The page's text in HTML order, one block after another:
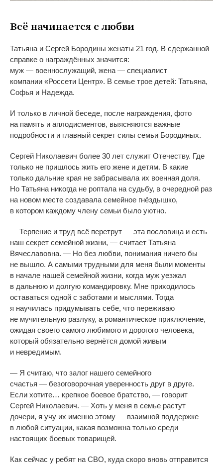
Всё начинается с любви
Татьяна и Сергей Бородины женаты 21 год. В сдержанной
справке о награждённых значится:
муж — военнослужащий, жена — специалист
компании «Россети Центр». В семье трое детей: Татьяна,
Софья и Надежда.
И только в личной беседе, после награждения, фото
на память и аплодисментов, выясняются важные
подробности и главный секрет силы семьи Бородиных.
Сергей Николаевич более 30 лет служит Отечеству. Где
только не пришлось жить его жене и детям. В какие
только дальние края не забрасывала их военная доля.
Но Татьяна никогда не роптала на судьбу, в очередной раз
на новом месте создавала семейное гнёздышко,
в котором каждому члену семьи было уютно.
— Терпение и труд всё перетрут — эта пословица и есть
наш секрет семейной жизни, — считает Татьяна
Вячеславовна. — Но без любви, понимания ничего бы
не вышло. А самыми трудными для меня были моменты
в начале нашей семейной жизни, когда муж уезжал
в дальнюю и долгую командировку. Мне приходилось
оставаться одной с заботами и мыслями. Тогда
я научилась придумывать себе, что переживаю
не мучительную разлуку, а романтическое приключение,
ожидая своего самого любимого и дорогого человека,
который обязательно вернётся домой живым
и невредимым.
— Я считаю, что залог нашего семейного
счастья — безоговорочная уверенность друг в друге.
Если хотите… крепкое боевое братство, — говорит
Сергей Николаевич. — Хоть у меня в семье растут
дочери, я учу их именно этому — взаимной поддержке
в любой ситуации, какая возможна только среди
настоящих боевых товарищей.
Как сейчас у ребят на СВО, куда скоро вновь отправится